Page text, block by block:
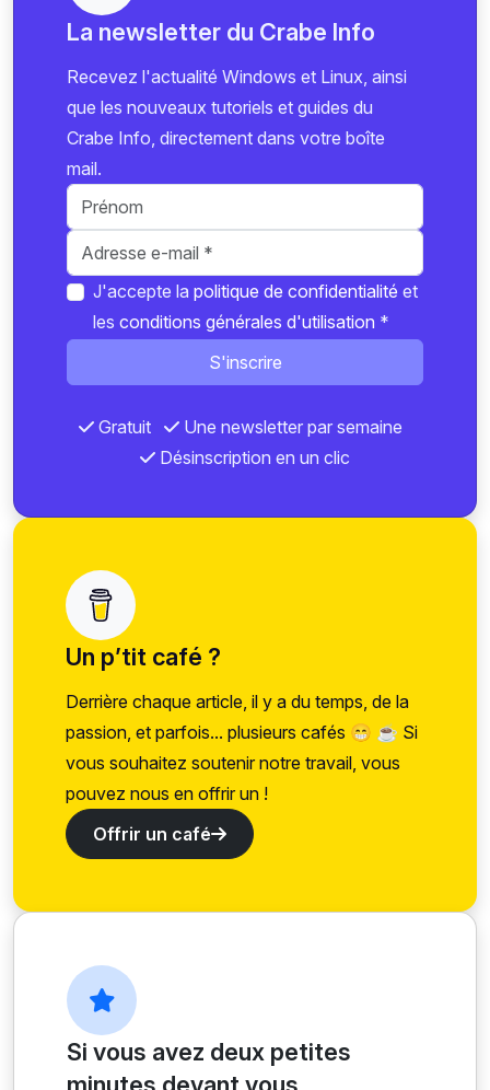
La newsletter du Crabe Info
Recevez l'actualité Windows et Linux, ainsi
que les nouveaux tutoriels et guides du
Crabe Info, directement dans votre boîte
mail.
J'accepte la politique de confidentialité et
les conditions générales d'utilisation *
S'inscrire
Gratuit
Une newsletter par semaine
Désinscription en un clic
Un p’tit café ?
Derrière chaque article, il y a du temps, de la
passion, et parfois... plusieurs cafés 😁 ☕ Si
vous souhaitez soutenir notre travail, vous
pouvez nous en offrir un !
Offrir un café
Si vous avez deux petites